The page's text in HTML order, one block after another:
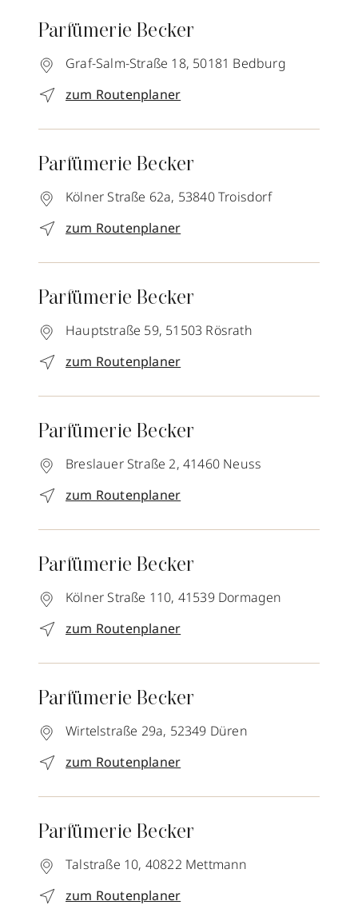
Parfümerie Becker
Graf-Salm-Straße 18, 50181 Bedburg
zum Routenplaner
Parfümerie Becker
Kölner Straße 62a, 53840Troisdorf
zum Routenplaner
Parfümerie Becker
Hauptstraße 59, 51503 Rösrath
zum Routenplaner
Parfümerie Becker
Breslauer Straße 2, 41460 Neuss
zum Routenplaner
Parfümerie Becker
Kölner Straße 110, 41539 Dormagen
zum Routenplaner
Parfümerie Becker
Wirtelstraße 29a, 52349 Düren
zum Routenplaner
Parfümerie Becker
Talstraße 10, 40822 Mettmann
zum Routenplaner